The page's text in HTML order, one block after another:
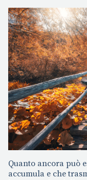
Quanto ancora può
accumula e che